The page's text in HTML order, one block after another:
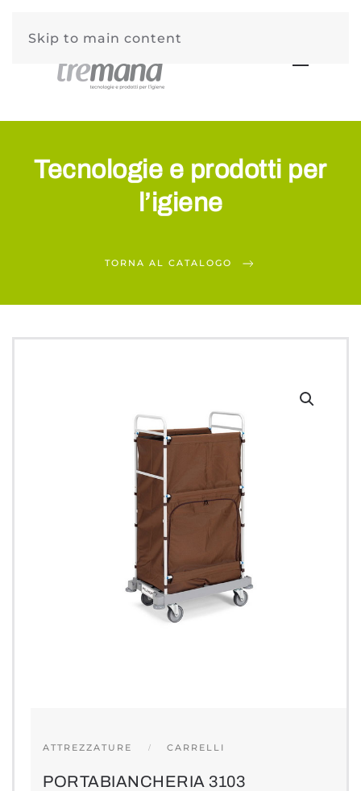
Skip to main content
Tecnologie e prodotti per
l’igiene
TORNA AL CATALOGO
ATTREZZATURE CARRELLI
PORTABIANCHERIA 3103